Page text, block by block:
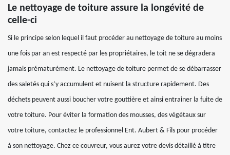
Le nettoyage de toiture assure la longévité de
celle-ci
Si le principe selon lequel il faut procéder au nettoyage de toiture au moins
une fois par an est respecté par les propriétaires, le toit ne se dégradera
jamais prématurément. Le nettoyage de toiture permet de se débarrasser
des saletés qui s’y accumulent et nuisent la structure rapidement. Des
déchets peuvent aussi boucher votre gouttière et ainsi entrainer la fuite de
votre toiture. Pour éviter la formation des mousses, des végétaux sur
votre toiture, contactez le professionnel Ent. Aubert & Fils pour procéder
à son nettoyage. Chez ce couvreur, vous aurez votre devis détaillé à titre